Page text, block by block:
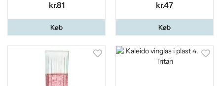
kr.81
Køb
kr.47
Køb